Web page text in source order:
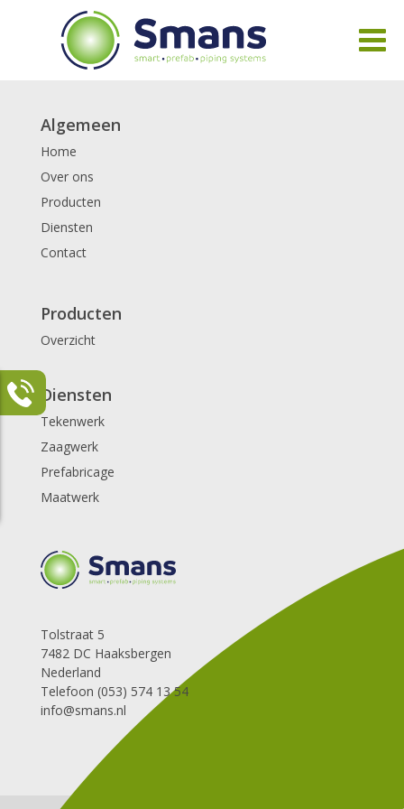
Algemeen
Home
Over ons
Producten
Diensten
Contact
Producten
Overzicht
Diensten
Tekenwerk
Zaagwerk
Prefabricage
Maatwerk
Tolstraat 5
7482 DC Haaksbergen
Nederland
Telefoon (053) 574 13 54
info@smans.nl